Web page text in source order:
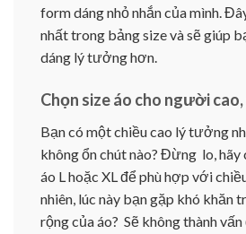
form dáng nhỏ nhắn của mình.
nhất trong bảng size và sẽ giúp
dáng lý tưởng hơn.
Chọn size áo cho người
Bạn có một chiều cao lý tưởng
không ổn chút nào? Đừng lo, hãy
áo L hoặc XL để phù hợp với
nhiên, lúc này bạn gặp khó khăn
rộng của áo? Sẽ không thành